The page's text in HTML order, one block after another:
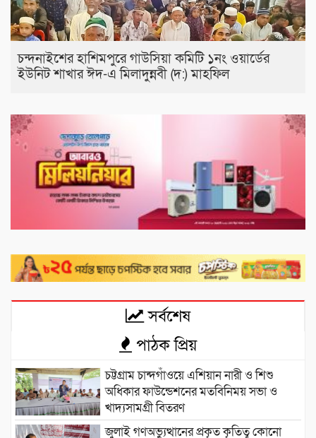
চন্দনাইশের হাশিমপুরে গাউসিয়া কমিটি ১নং ওয়ার্ডের
ইউনিট শাখার ঈদ-এ মিলাদুন্নবী (দ:) মাহফিল
সর্বশেষ
পাঠক প্রিয়
চট্টগ্রাম চান্দগাঁওয়ে এশিয়ান নারী ও শিশু
অধিকার ফাউন্ডেশনের মতবিনিময় সভা ও
খাদ্যসামগ্রী বিতরণ
জুলাই গণঅভ্যুত্থানের প্রকৃত কৃতিত্ব কোনো